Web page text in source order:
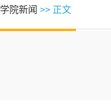
学院新闻 >> 正文